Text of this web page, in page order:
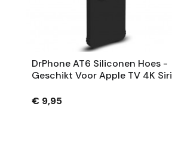
DrPhone AT6 Siliconen Hoes -
Geschikt Voor Apple TV 4K Siri
Generation -
€ 9,95